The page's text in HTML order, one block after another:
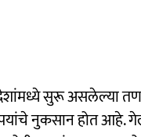
सुरू असलेल्या
नुकसान होत आहे.